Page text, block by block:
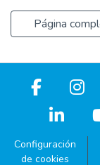
Página
Configuración
de cookies